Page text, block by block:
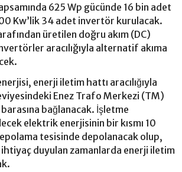
625 Wp gücünde 16 bin adet
Kw’lik 34 adet invertör kurulacak.
üretilen doğru akım (DC)
aracılığıyla alternatif akıma
enerji iletim hattı aracılığıyla
Enez Trafo Merkezi (TM)
bağlanacak. İşletme
elektrik enerjisinin bir kısmı 10
tesisinde depolanacak olup,
duyulan zamanlarda enerji iletim